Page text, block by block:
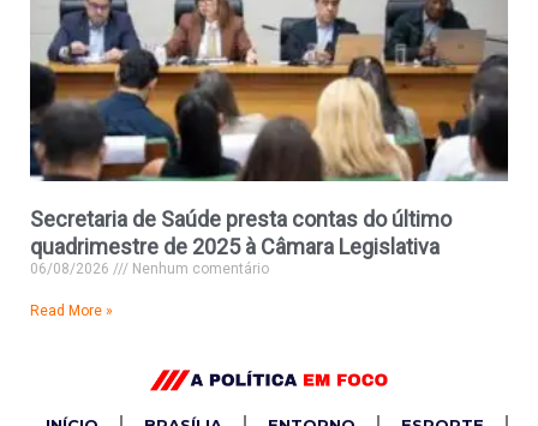
Secretaria de Saúde presta contas do último
quadrimestre de 2025 à Câmara Legislativa
06/08/2026 Nenhum comentário
Read More »